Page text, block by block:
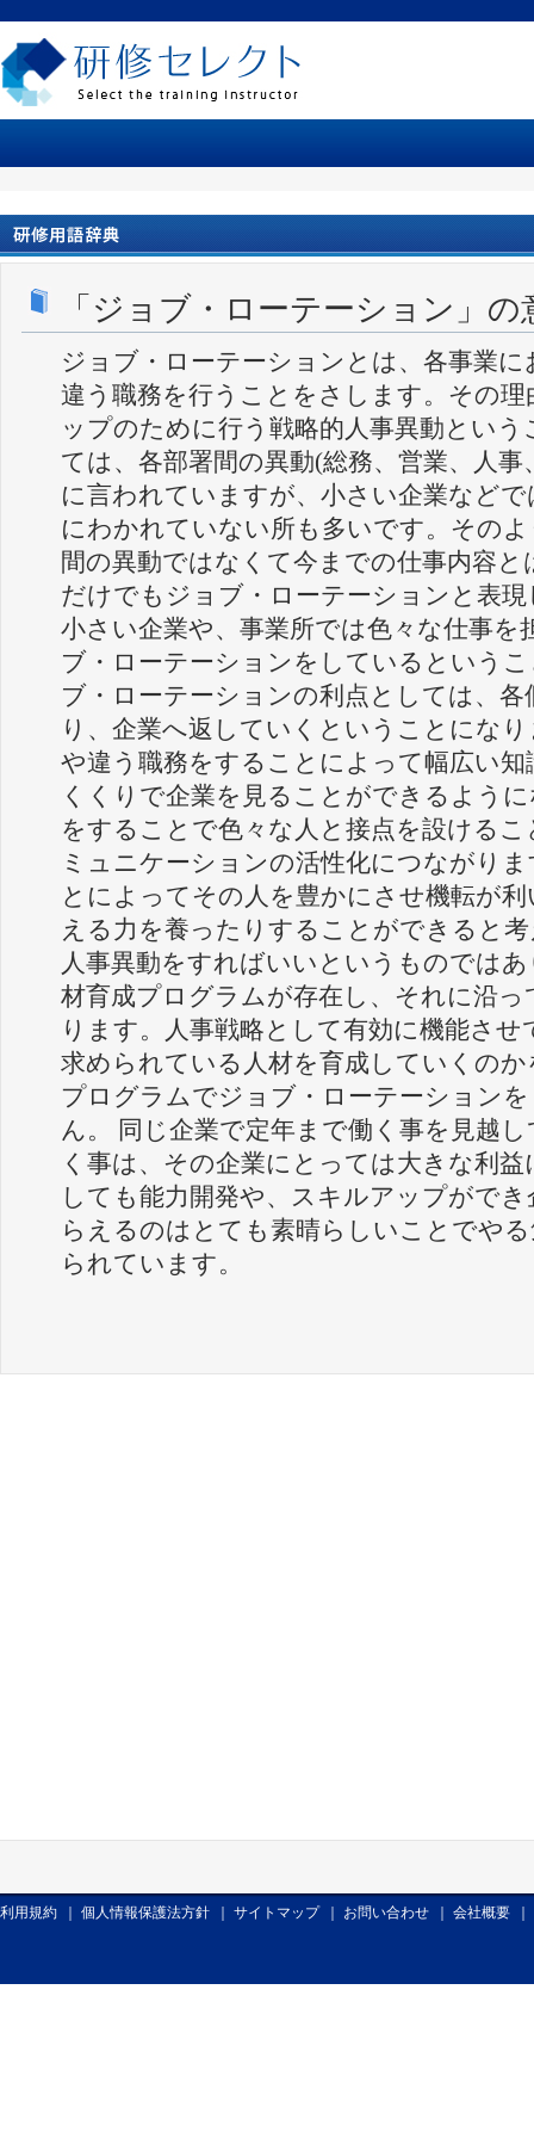
「ジョブ・ローテーション」の
ジョブ・ローテーションとは、各事業
違う職務を行うことをさします。その
ップのために行う戦略的人事異動とい
ては、各部署間の異動(総務、営業、人
に言われていますが、小さい企業など
にわかれていない所も多いです。その
間の異動ではなくて今までの仕事内容
だけでもジョブ・ローテーションと表
小さい企業や、事業所では色々な仕事を
ブ・ローテーションをしているという
ブ・ローテーションの利点としては、
り、企業へ返していくということにな
や違う職務をすることによって幅広い
くくりで企業を見ることができるよう
をすることで色々な人と接点を設ける
ミュニケーションの活性化につながり
とによってその人を豊かにさせ機転が
える力を養ったりすることができると
人事異動をすればいいというものでは
材育成プログラムが存在し、それに沿
ります。人事戦略として有効に機能さ
求められている人材を育成していくの
プログラムでジョブ・ローテーション
ん。 同じ企業で定年まで働く事を見越
く事は、その企業にとっては大きな利
しても能力開発や、スキルアップがで
らえるのはとても素晴らしいことでや
られています。
利用規約 個人情報保護法方針 サイトマップ お問い合わせ 会社概要